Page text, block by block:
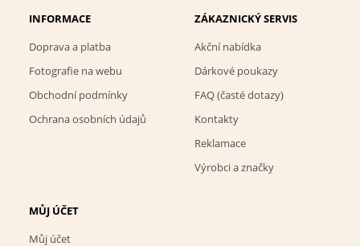
INFORMACE
Doprava a platba
Fotografie na webu
Obchodní podmínky
Ochrana osobních údajů
ZÁKAZNICKÝ SERVIS
Akční nabídka
Dárkové poukazy
FAQ (časté dotazy)
Kontakty
Reklamace
Výrobci a značky
MŮJ ÚČET
Můj účet